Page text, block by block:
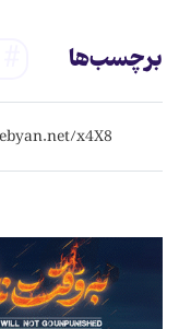
برچسب‌ها